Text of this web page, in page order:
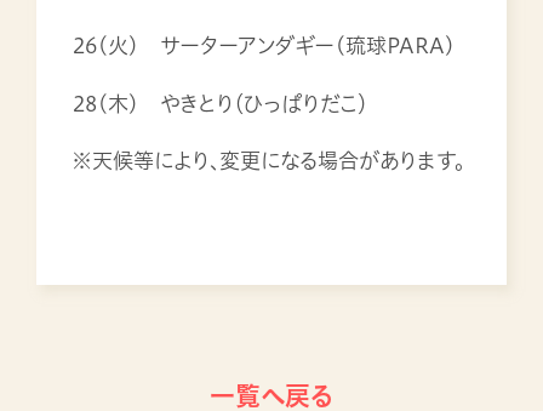
26(火) サーターアンダギー(琉球PARA)
28(木) やきとり（ひっぱりだこ）
※天候等により、変更になる場合があります。
一覧へ戻る